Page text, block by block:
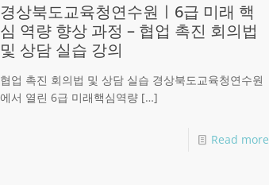
경상북도교육청연수원ㅣ6급 미래 핵
심 역량 향상 과정 – 협업 촉진 회의법
및 상담 실습 강의
협업 촉진 회의법 및 상담 실습 경상북도교육청연수원
에서 열린 6급 미래핵심역량[…]
Read more